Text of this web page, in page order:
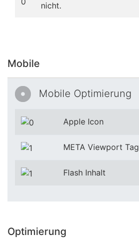
nicht.
Mobile
Mobile Optimierung
Apple Icon
META Viewport Tag
Flash Inhalt
Optimierung